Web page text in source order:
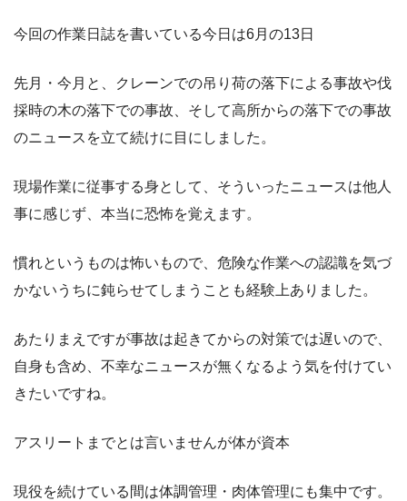
今回の作業日誌を書いている今日は6月の13日
先月・今月と、クレーンでの吊り荷の落下による事故や伐
採時の木の落下での事故、そして高所からの落下での事故
のニュースを立て続けに目にしました。
現場作業に従事する身として、そういったニュースは他人
事に感じず、本当に恐怖を覚えます。
慣れというものは怖いもので、危険な作業への認識を気づ
かないうちに鈍らせてしまうことも経験上ありました。
あたりまえですが事故は起きてからの対策では遅いので、
自身も含め、不幸なニュースが無くなるよう気を付けてい
きたいですね。
アスリートまでとは言いませんが体が資本
現役を続けている間は体調管理・肉体管理にも集中です。